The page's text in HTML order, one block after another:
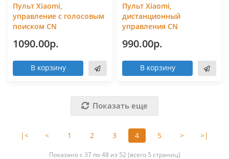
Пульт Xiaomi,
управление с голосовым
поиском CN
1090.00р.
В корзину
Пульт Xiaomi,
дистанционный
управления CN
990.00р.
В корзину
Показать еще
|< < 1 2 3 4 5 > >|
Показано с 37 по 48 из 52 (всего 5 страниц)